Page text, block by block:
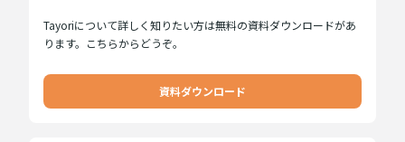
Tayoriについて詳しく知りたい方は無料の資料ダウンロードがあ
ります。こちらからどうぞ。
資料ダウンロード